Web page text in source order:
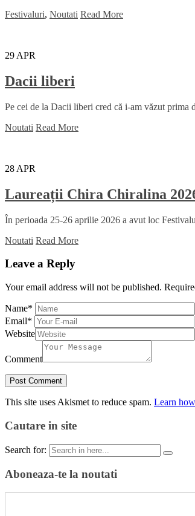
Festivaluri, Noutati Read More
29 APR
Dacii liberi
Pe cei de la Dacii liberi cred că i-am văzut prima
Noutati Read More
28 APR
Laureații Chira Chiralina
În perioada 25-26 aprilie 2026 a avut loc
Noutati Read More
Leave a Reply
Your email address will not be published.
Name*
Email*
Website
Comment
This site uses Akismet to reduce spam. Learn
Cautare in site
Search for:
Aboneaza-te la noutati